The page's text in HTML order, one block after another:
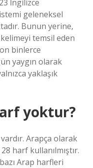
İngilizce
geleneksel
Bunun yerine,
temsil eden
binlerce
yaygın olarak
yaklaşık
yoktur?
Arapça olarak
harf kullanılmıştır.
Arap harfleri